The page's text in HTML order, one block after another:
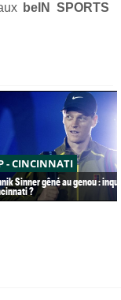
beIN SPORTS
- CINCINNATI
Sinner gêné au genou :
?